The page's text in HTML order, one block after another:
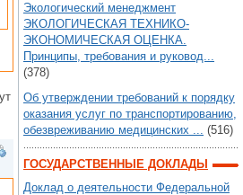
Экологический менеджмент
ЭКОЛОГИЧЕСКАЯ ТЕХНИКО-
ЭКОНОМИЧЕСКАЯ ОЦЕНКА.
Принципы, требования и руковод...
(378)
Об утверждении требований к порядку
оказания услуг по транспортированию,
обезвреживанию медицинских ... (516)
ГОСУДАРСТВЕННЫЕ ДОКЛАДЫ
Доклад о деятельности Федеральной